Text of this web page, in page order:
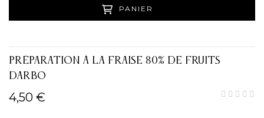
PANIER
PRÉPARATION À LA FRAISE 80% DE FRUITS
DARBO
4,50 €